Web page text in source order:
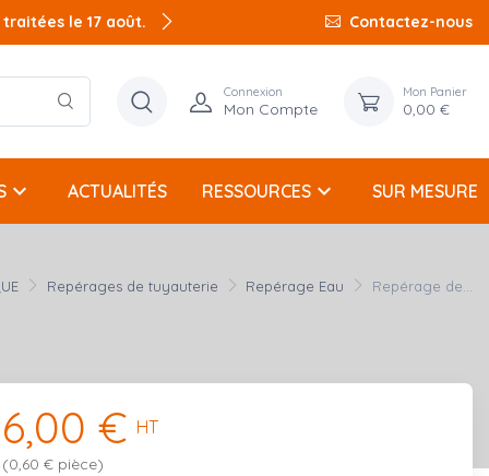
traitées le 17 août. Contactez-nous
Connexion
Mon Compte
Mon Panier
0,00 €
keyboard_arrow_down ACTUALITÉS RESSOURCES keyboard_arrow_down SUR MESURE
Repérages de tuyauterie Repérage Eau Repérage de...
6,00 € HT
(0,60 € pièce)